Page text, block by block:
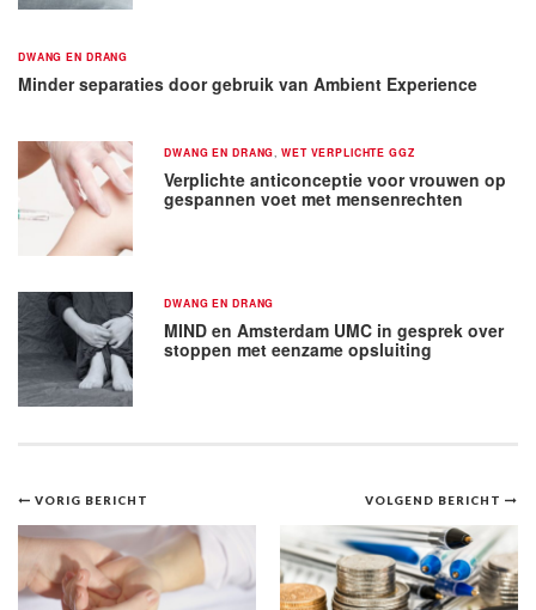
DWANG EN DRANG
Minder separaties door gebruik van Ambient Experience
DWANG EN DRANG ,WET VERPLICHTE GGZ
Verplichte anticonceptie voor vrouwen op
gespannen voet met mensenrechten
DWANG EN DRANG
MIND en Amsterdam UMC in gesprek over
stoppen met eenzame opsluiting
Bericht
navigatie
VOLGEND BERICHT
VORIG BERICHT